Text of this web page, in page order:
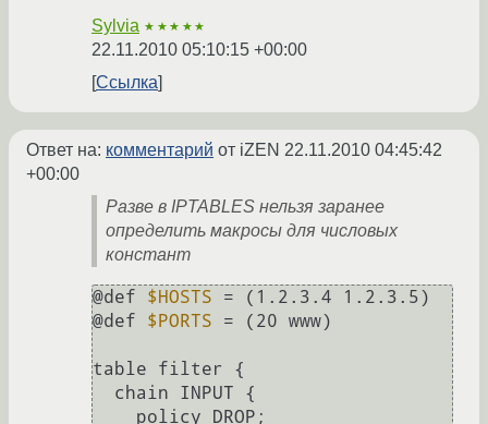
Sylvia ★★★★★
22.11.2010 05:10:15 +00:00
Ссылка
Ответ на: комментарий от iZEN 22.11.2010 04:45:42
+00:00
Разве в IPTABLES нельзя заранее
определить макросы для числовых
констант
@def $HOSTS = (1.2.3.4 1.2.3.5)
@def $PORTS = (20 www)
table filter {